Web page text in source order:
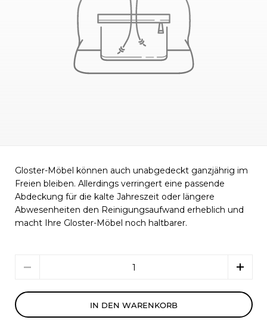
Gloster-Möbel können auch unabgedeckt ganzjährig im
Freien bleiben. Allerdings verringert eine passende
Abdeckung für die kalte Jahreszeit oder längere
Abwesenheiten den Reinigungsaufwand erheblich und
macht Ihre Gloster-Möbel noch haltbarer.
IN DEN WARENKORB